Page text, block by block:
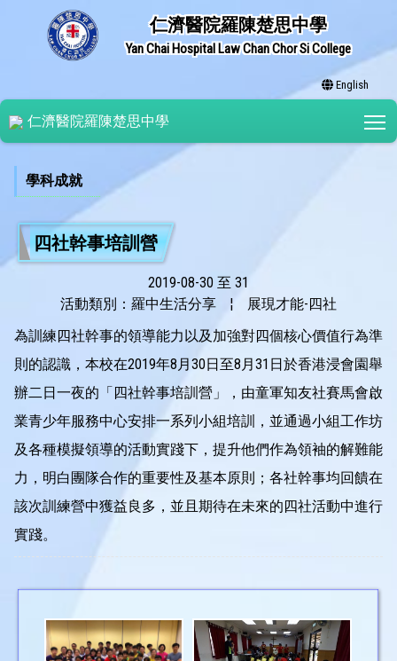
仁濟醫院羅陳楚思中學
Yan Chai Hospital Law Chan Chor Si College
English
仁濟醫院羅陳楚思中學
學科成就
四社幹事培訓營
2019-08-30 至 31
活動類別：羅中生活分享
¦
展現才能-四社
為訓練四社幹事的領導能力以及加強對四個核心價值行為準
則的認識，本校在2019年8月30日至8月31日於香港浸會園舉
辦二日一夜的「四社幹事培訓營」，由童軍知友社賽馬會啟
業青少年服務中心安排一系列小組培訓，並通過小組工作坊
及各種模擬領導的活動實踐下，提升他們作為領袖的解難能
力，明白團隊合作的重要性及基本原則；各社幹事均回饋在
該次訓練營中獲益良多，並且期待在未來的四社活動中進行
實踐。